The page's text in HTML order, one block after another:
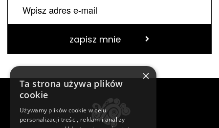
zapisz mnie
×
Ta strona używa plików
cookie
Używamy plików cookie w celu
personalizacji treści, reklam i analizy